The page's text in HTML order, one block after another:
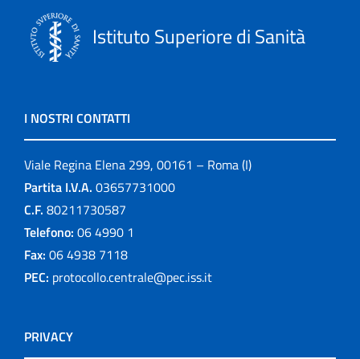
Istituto Superiore di Sanità
I NOSTRI CONTATTI
Viale Regina Elena 299, 00161 – Roma (I)
Partita I.V.A. 03657731000
C.F. 80211730587
Telefono: 06 4990 1
Fax: 06 4938 7118
PEC: protocollo.centrale@pec.iss.it
PRIVACY